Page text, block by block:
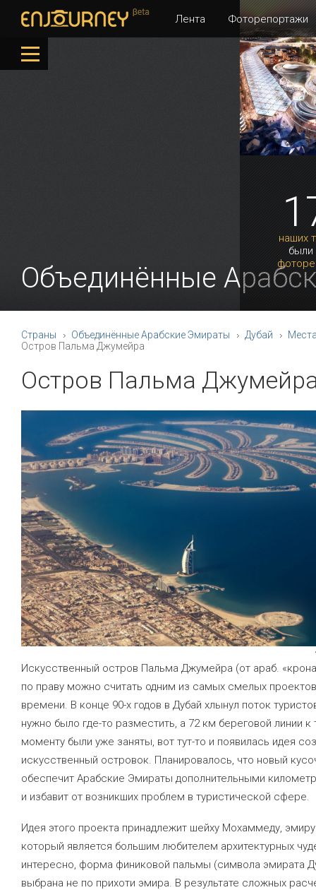
Лента Фоторепортажи
наших
были
Объединённые
Страны Объединённые Арабские Эмираты Дубай
Остров Пальма Джумейра
Остров Пальма
Искусственный остров Пальма Джумейра (от араб.
по праву можно считать одним из самых смелых
времени. В конце 90-х годов в Дубай хлынул поток
нужно было где-то разместить, а 72 км береговой линии к
моменту были уже заняты, вот тут-то и появилась идея
искусственный островок. Планировалось, что новый
обеспечит Арабские Эмираты дополнительными
и избавит от возникших проблем в туристической сфере.
Идея этого проекта принадлежит шейху Мохаммеду,
который является большим любителем архитектурных
интересно, форма финиковой пальмы (символа эмирата
выбрана не по прихоти эмира. В результате сложных